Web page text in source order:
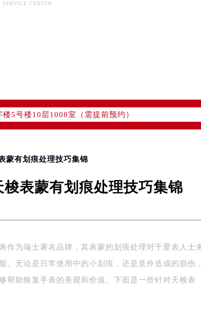
CENTER
5号楼10层1008室（需提前预约）
融中心写字楼35层3508室（需提前预约）
18层1803室（需提前预约）
字楼（华润万象城）17层1706室（需提前预约）
5层503-5室（需提前预约）
（中央广场）A1座办公楼14层07室（需提前预约）
万象城）15层1508室（需提前预约）
楼A塔7层704室（需提前预约）
蒙有划痕处理技巧集锦
梭表蒙有划痕处理技巧集锦
作为瑞士著名品牌，其表蒙的划痕处理对于爱表人士
。无论是日常使用中的小划痕，还是意外造成的损伤，
帮助恢复手表的美观和价值。下面是一些针对天梭表